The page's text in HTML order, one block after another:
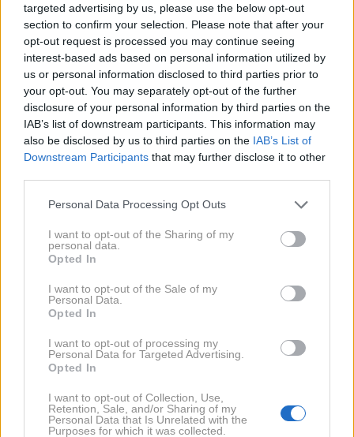
targeted advertising by us, please use the below opt-out
section to confirm your selection. Please note that after your
opt-out request is processed you may continue seeing
interest-based ads based on personal information utilized by
us or personal information disclosed to third parties prior to
your opt-out. You may separately opt-out of the further
disclosure of your personal information by third parties on the
IAB’s list of downstream participants. This information may
also be disclosed by us to third parties on the IAB’s List of
Downstream Participants that may further disclose it to other
Please note that this website/app uses one or more Google
not limited to your visit or usage behaviour. You may click to
grant or deny consent to Google and its third-party tags to
use your data for below specified purposes in below Google
consent section.
Personal Data Processing Opt Outs
I want to opt-out of the Sharing of my
personal data.
Opted In
I want to opt-out of the Sale of my
Personal Data.
Opted In
I want to opt-out of processing my
Personal Data for Targeted Advertising.
Opted In
I want to opt-out of Collection, Use,
Retention, Sale, and/or Sharing of my
Personal Data that Is Unrelated with the
Purposes for which it was collected.
Profimedia
Eden najbolj cenjenih vidikov je bil notranji prostor.
Prtljažnik Wartburga 353 je presegal 500 litrov, kar je
bila za tisti čas velika vrednost, zaradi česar je bil 353
še posebej primeren za družinsko uporabo in dolga
potovanja. V tehničnem pogledu je Wartburg 353
predstavil več naprednih rešitev za vzhodnonemški
kontekst: pogon na sprednja kolesa, neodvisno
znatno izboljšali vozne lastnosti v primerjavi s
prejšnjimi modeli.